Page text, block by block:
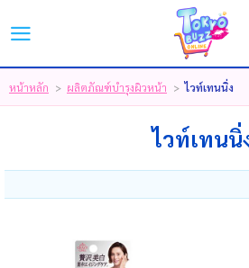
English | 日本
LOGIN REGISTER
MY WISHLIST( 0 )
หน้าหลัก > ผลิตภัณฑ์บำรุงผิวหน้า > ไวท์เทนนิ่ง
ไวท์เทนนิ่